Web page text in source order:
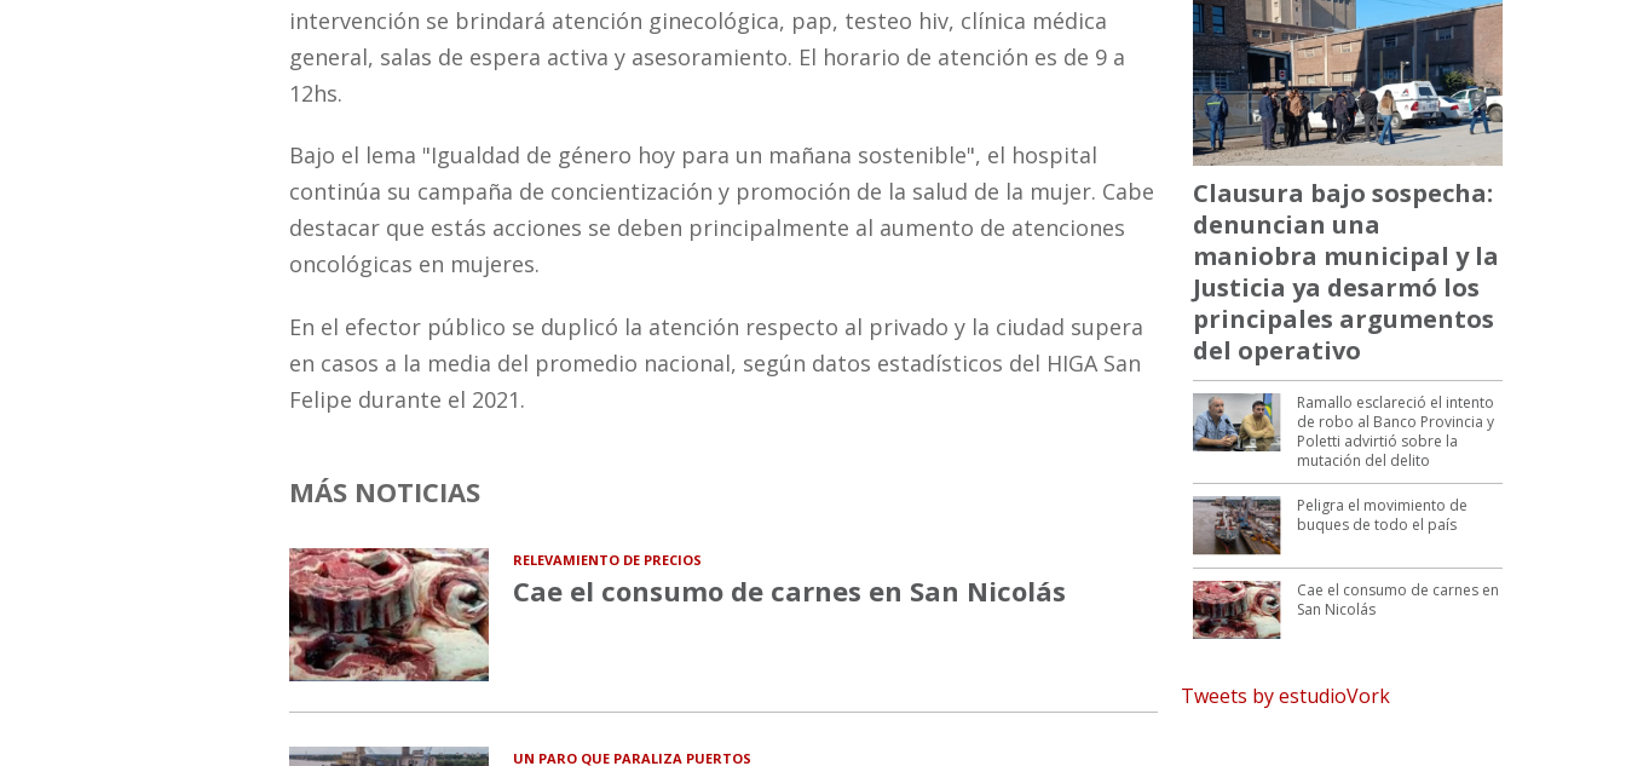
intervención se brindará atención ginecológica, pap, testeo hiv, clínica médica
general, salas de espera activa y asesoramiento. El horario de atención es de 9 a
12hs.
Bajo el lema "Igualdad de género hoy para un mañana sostenible", el hospital
continúa su campaña de concientización y promoción de la salud de la mujer. Cabe
destacar que estás acciones se deben principalmente al aumento de atenciones
oncológicas en mujeres.
En el efector público se duplicó la atención respecto al privado y la ciudad supera
en casos a la media del promedio nacional, según datos estadísticos del HIGA San
Felipe durante el 2021.
MÁS NOTICIAS
RELEVAMIENTO DE PRECIOS
Cae el consumo de carnes en San Nicolás
UN PARO QUE PARALIZA PUERTOS
Clausura bajo sospecha:
denuncian una
maniobra municipal y la
Justicia ya desarmó los
principales argumentos
del operativo
Ramallo esclareció el intento
de robo al Banco Provincia y
Poletti advirtió sobre la
mutación del delito
Peligra el movimiento de
buques de todo el país
Cae el consumo de carnes en
San Nicolás
Tweets by estudioVork